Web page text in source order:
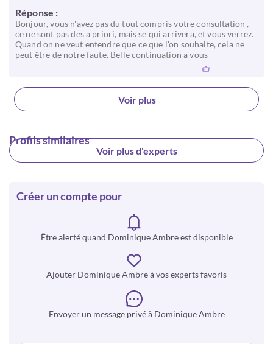
Réponse :
Bonjour, vous n'avez pas du tout compris votre consultation ,
ce ne sont pas des a priori, mais se qui arrivera, et vous verrez.
Quand on ne veut entendre que ce que l'on souhaite, cela ne
peut être de notre faute. Belle continuation a vous
Voir plus
Profils similaires
Voir plus d'experts
Créer un compte pour
Être alerté quand Dominique Ambre est disponible
Ajouter Dominique Ambre à vos experts favoris
Envoyer un message privé à Dominique Ambre